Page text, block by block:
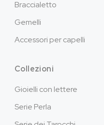
Braccialetto
Gemelli
Accessori per capelli
Collezioni
Gioielli con lettere
Serie Perla